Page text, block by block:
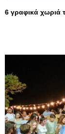
6 γραφικά χωριά